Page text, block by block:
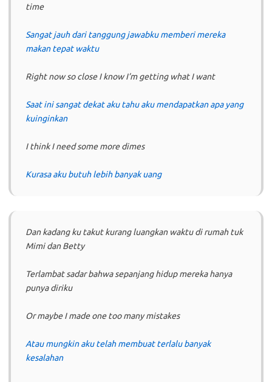
time
Sangat jauh dari tanggung jawabku memberi mereka
makan tepat waktu
Right now so close I know I’m getting what I want
Saat ini sangat dekat aku tahu aku mendapatkan apa yang
kuinginkan
I think I need some more dimes
Kurasa aku butuh lebih banyak uang
Dan kadang ku takut kurang luangkan waktu di rumah tuk
Mimi dan Betty
Terlambat sadar bahwa sepanjang hidup mereka hanya
punya diriku
Or maybe I made one too many mistakes
Atau mungkin aku telah membuat terlalu banyak
kesalahan